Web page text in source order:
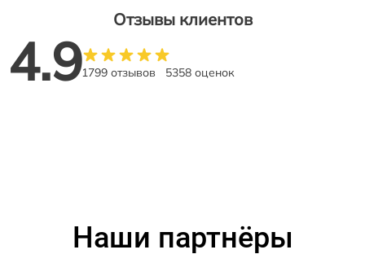
Отзывы клиентов
4.91799 отзывов 5358 оценок
Наши партнёры